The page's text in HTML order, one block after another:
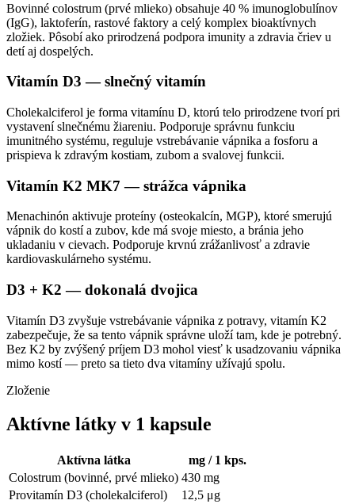
Bovinné colostrum (prvé mlieko) obsahuje 40 % imunoglobulínov
(IgG), laktoferín, rastové faktory a celý komplex bioaktívnych
zložiek. Pôsobí ako prirodzená podpora imunity a zdravia čriev u
detí aj dospelých.
Vitamín D3 — slnečný vitamín
Cholekalciferol je forma vitamínu D, ktorú telo prirodzene tvorí pri
vystavení slnečnému žiareniu. Podporuje správnu funkciu
imunitného systému, reguluje vstrebávanie vápnika a fosforu a
prispieva k zdravým kostiam, zubom a svalovej funkcii.
Vitamín K2 MK7 — strážca vápnika
Menachinón aktivuje proteíny (osteokalcín, MGP), ktoré smerujú
vápnik do kostí a zubov, kde má svoje miesto, a bránia jeho
ukladaniu v cievach. Podporuje krvnú zrážanlivosť a zdravie
kardiovaskulárneho systému.
D3 + K2 — dokonalá dvojica
Vitamín D3 zvyšuje vstrebávanie vápnika z potravy, vitamín K2
zabezpečuje, že sa tento vápnik správne uloží tam, kde je potrebný.
Bez K2 by zvýšený príjem D3 mohol viesť k usadzovaniu vápnika
mimo kostí — preto sa tieto dva vitamíny užívajú spolu.
Zloženie
Aktívne látky v 1 kapsule
Aktívna látka
mg / 1 kps.
Colostrum (bovinné, prvé mlieko) 430 mg
Provitamín D3 (cholekalciferol)
12,5 μg